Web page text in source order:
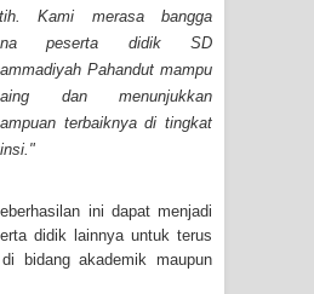
Kami merasa bangga
peserta didik SD
Pahandut mampu
dan menunjukkan
terbaiknya di tingkat
ini dapat menjadi
didik lainnya untuk terus
bidang akademik maupun